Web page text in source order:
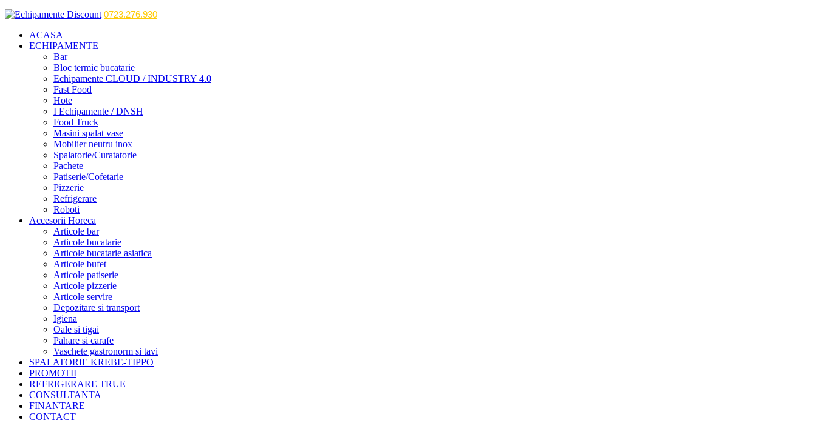
0723.276.930
ACASA
ECHIPAMENTE
Bar
Bloc termic bucatarie
Echipamente CLOUD / INDUSTRY 4.0
Fast Food
Hote
I Echipamente / DNSH
Food Truck
Masini spalat vase
Mobilier neutru inox
Spalatorie/Curatatorie
Pachete
Patiserie/Cofetarie
Pizzerie
Refrigerare
Roboti
Accesorii Horeca
Articole bar
Articole bucatarie
Articole bucatarie asiatica
Articole bufet
Articole patiserie
Articole pizzerie
Articole servire
Depozitare si transport
Igiena
Oale si tigai
Pahare si carafe
Vaschete gastronorm si tavi
SPALATORIE KREBE-TIPPO
PROMOTII
REFRIGERARE TRUE
CONSULTANTA
FINANTARE
CONTACT